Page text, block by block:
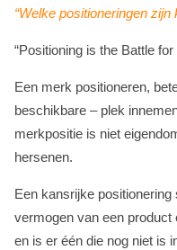
“Welke positioneringen
“Positioning is the Battle
Een merk positioneren,
beschikbare – plek
merkpositie is niet
hersenen.
Een kansrijke
vermogen van een
en is er één die nog niet is